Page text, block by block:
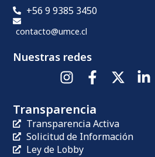
+56 9 9385 3450
contacto@umce.cl
Nuestras redes
Transparencia
Transparencia Activa
Solicitud de Información
Ley de Lobby